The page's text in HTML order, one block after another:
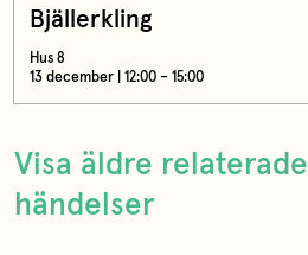
Bjällerkling
Hus 8
13 december | 12:00 – 15:00
Visa äldre relaterade
händelser